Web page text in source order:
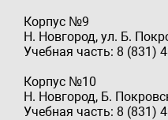
Корпус №9
Н. Новгород, ул. Б.
Учебная часть: 8 (831)
Корпус №10
Н. Новгород, Б.
Учебная часть: 8 (831)